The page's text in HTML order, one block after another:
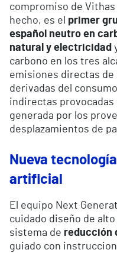
compromiso de
hecho, es el primer
español neutro en
natural y electricidad
carbono en los tres
emisiones directas
derivadas del
indirectas provocadas
generada por los
desplazamientos de
Nueva
artificial
El equipo Next
cuidado diseño de
sistema de reducción
guiado con